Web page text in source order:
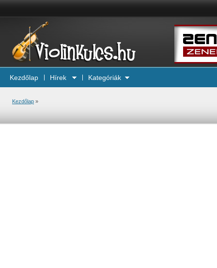
Kezdőlap Hírek Kategóriák
Kezdőlap »